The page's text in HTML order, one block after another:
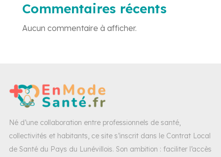
Commentaires récents
Aucun commentaire à afficher.
Né d’une collaboration entre professionnels de santé,
collectivités et habitants, ce site s’inscrit dans le Contrat Local
de Santé du Pays du Lunévillois. Son ambition : faciliter l’accès